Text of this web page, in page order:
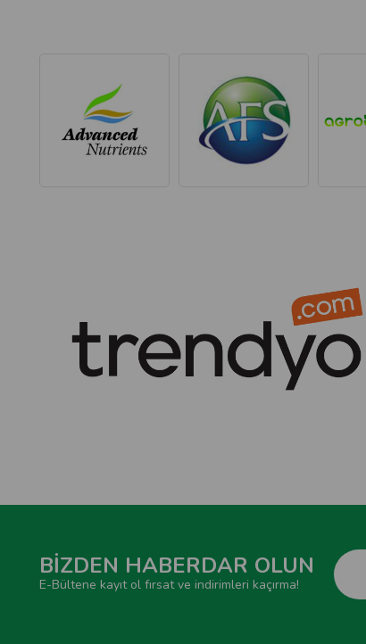
BİZDEN HABERDAR OLUN
E-Bültene kayıt ol fırsat ve indirimleri kaçırma!